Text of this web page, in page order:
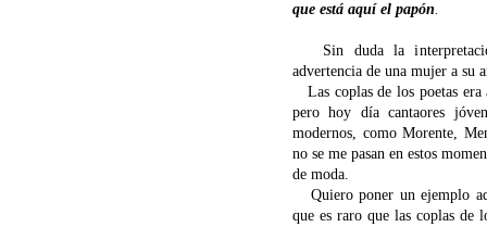
que está aquí el papón.
Sin duda la
advertencia de una mujer a su
Las coplas de los poetas
pero hoy día cantaores
modernos, como Morente,
no se me pasan en estos
de moda.
Quiero poner un ejemplo
que es raro que las coplas de